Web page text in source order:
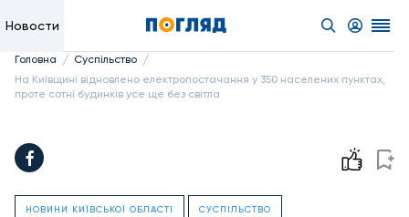
Новости
Головна / Суспільство /
На Київщині відновлено електропостачання у 350 населених пунктах,
проте сотні будинків усе ще без світла
НОВИНИ КИЇВСЬКОЇ ОБЛАСТІ СУСПІЛЬСТВО